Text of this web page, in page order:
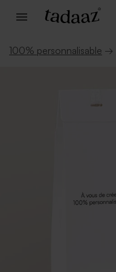
100% personnalisable →